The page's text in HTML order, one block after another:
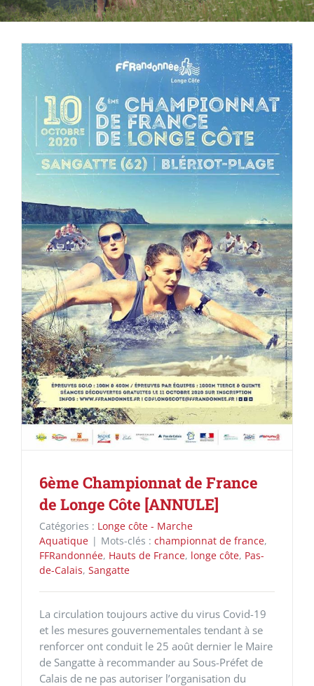
6ème Championnat de France
de Longe Côte [ANNULE]
Catégories : Longe côte - Marche
Aquatique | Mots-clés : championnat de france,
FFRandonnée, Hauts de France, longe côte, Pas-
de-Calais, Sangatte
La circulation toujours active du virus Covid-19
et les mesures gouvernementales tendant à se
renforcer ont conduit le 25 août dernier le Maire
de Sangatte à recommander au Sous-Préfet de
Calais de ne pas autoriser l’organisation du